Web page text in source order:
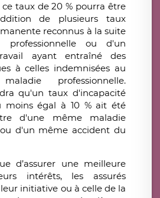
ce taux de 20 % pourra être
de plusieurs taux
reconnus à la suite
professionnelle ou d'un
ayant entraîné des
à celles indemnisées au
professionnelle.
qu'un taux d'incapacité
moins égal à 10 % ait été
d'une même maladie
d'un même accident du
d’assurer une meilleure
intérêts, les assurés
initiative ou à celle de la